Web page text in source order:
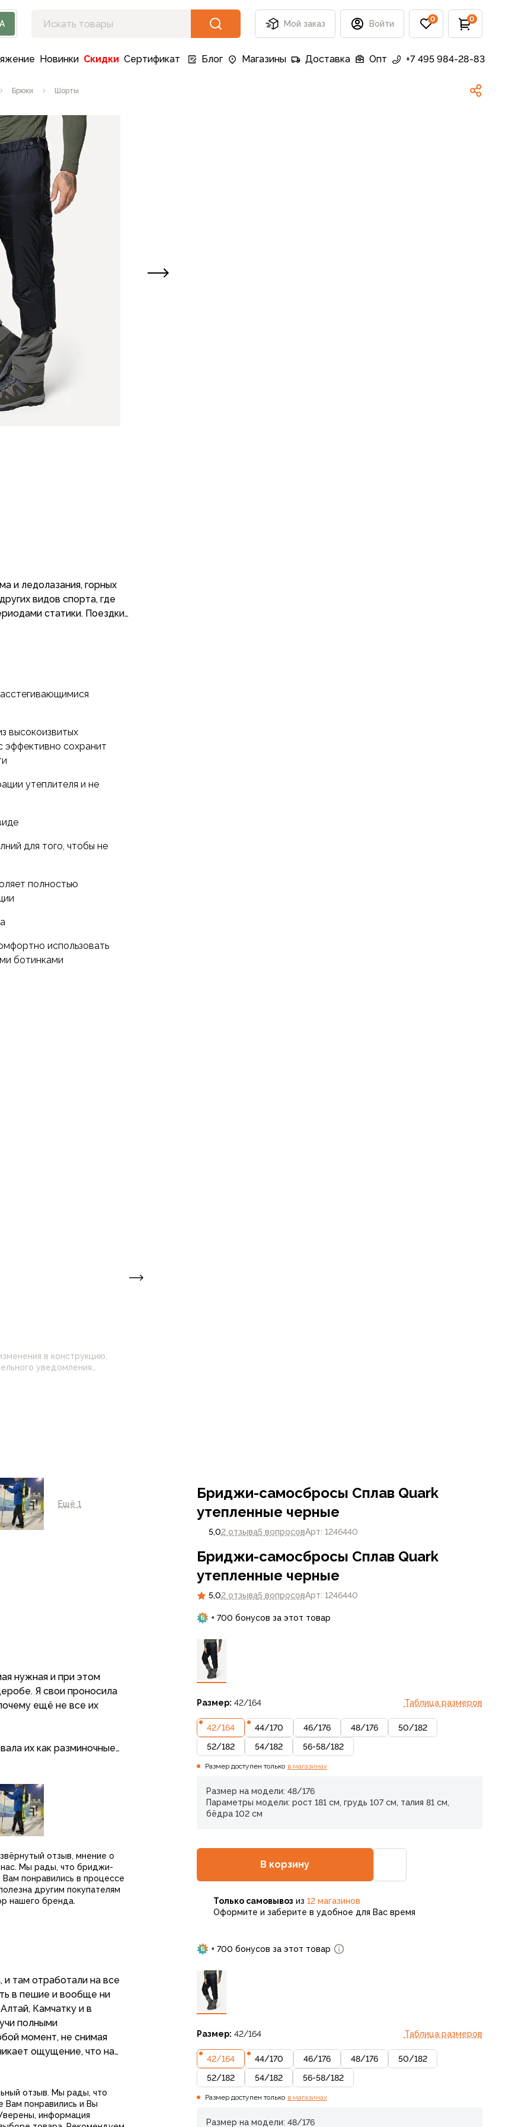
Мой заказ Войти 0 0
Новинки Скидки Сертификат Блог Магазины Доставка Опт +7 495 984-28-83
Брюки Шорты
и ледолазания, горных
видов спорта, где
статики. Поездки
на страховочной
очень широка.
утепляющего. При
двигаться вместе с вами
синтетического
Слайтекс
и совершенно не
если вы наденете их
боковые молнии для
в мешочек,
высокоизвитых
эффективно сохранит
утеплителя и не
для того, чтобы не
полностью
использовать
ботинками
в конструкцию,
Ещё 1
нужная и при этом
Я свои проносила
ещё не все их
их как разминочные
надел перед
дни надевала ещё и под
ничего не мешает
На горных лыжах
можно использовать как
а ещё… просто
Выглядит забавно,
житель)))
больше похоже на
тоже эти штанишки. Они
который в комплекте,
— это прям важный
мощь этих крошек)
плюс. Если вам
какая-то странность,
отзыв, мнение о
нас. Мы рады, что бриджи-
понравились в процессе
другим покупателям
нашего бренда.
там отработали на все
в пешие и вообще ни
Камчатку и в
полными
момент, не снимая
ощущение, что на
не теряет свойств
хотелось бы иметь
но зато и низ ног
отзыв. Мы рады, что
Вам понравились и Вы
информация
+ 700 бонусов за этот товар
Бриджи-самосбросы Сплав Quark
утепленные черные
Размер: 42/164 Таблица размеров
42/164 44/170 46/176 48/176 50/182
52/182 54/182 56-58/182
Размер доступен только в магазинах
Размер на модели: 48/176
Параметры модели: рост 181 см, грудь 107 см, талия 81 см,
бёдра 102 см
В корзину
5,02 отзыва5 вопросовАрт: 1246440
Только самовывоз из 12 магазинов
Оформите и заберите в удобное для Вас время
+ 700 бонусов за этот товар
Бриджи-самосбросы Сплав Quark
утепленные черные
Размер: 42/164 Таблица размеров
42/164 44/170 46/176 48/176 50/182
52/182 54/182 56-58/182
Размер доступен только в магазинах
Размер на модели: 48/176
5,02 отзыва5 вопросовАрт: 1246440